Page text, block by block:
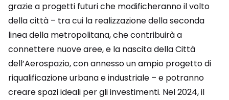
grazie a progetti futuri che modificheranno il volto
della città – tra cui la realizzazione della seconda
linea della metropolitana, che contribuirà a
connettere nuove aree, e la nascita della Città
dell’Aerospazio, con annesso un ampio progetto di
riqualificazione urbana e industriale – e potranno
creare spazi ideali per gli investimenti. Nel 2024, il